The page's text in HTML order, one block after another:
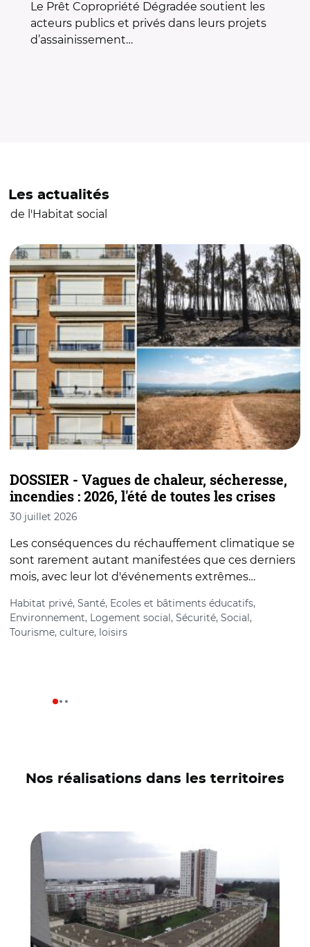
Le Prêt Copropriété Dégradée soutient les
acteurs publics et privés dans leurs projets
d’assainissement…
Les actualités
de l'Habitat social
DOSSIER - Vagues de chaleur, sécheresse,
incendies : 2026, l'été de toutes les crises
30 juillet 2026
Les conséquences du réchauffement climatique se
sont rarement autant manifestées que ces derniers
mois, avec leur lot d'événements extrêmes…
Habitat privé, Santé, Ecoles et bâtiments éducatifs,
Environnement, Logement social, Sécurité, Social,
Tourisme, culture, loisirs
Nos réalisations dans les territoires